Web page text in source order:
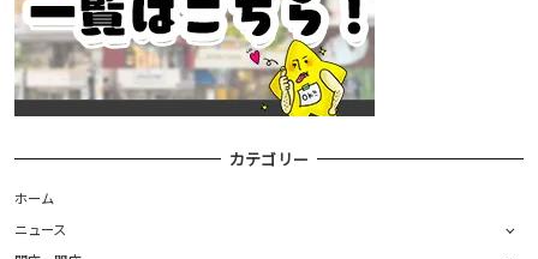
カテゴリー
ホーム
ニュース